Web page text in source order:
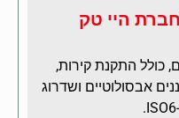
היי טק
כולל התקנת קירות,
אבסולוטיים ושדרוג